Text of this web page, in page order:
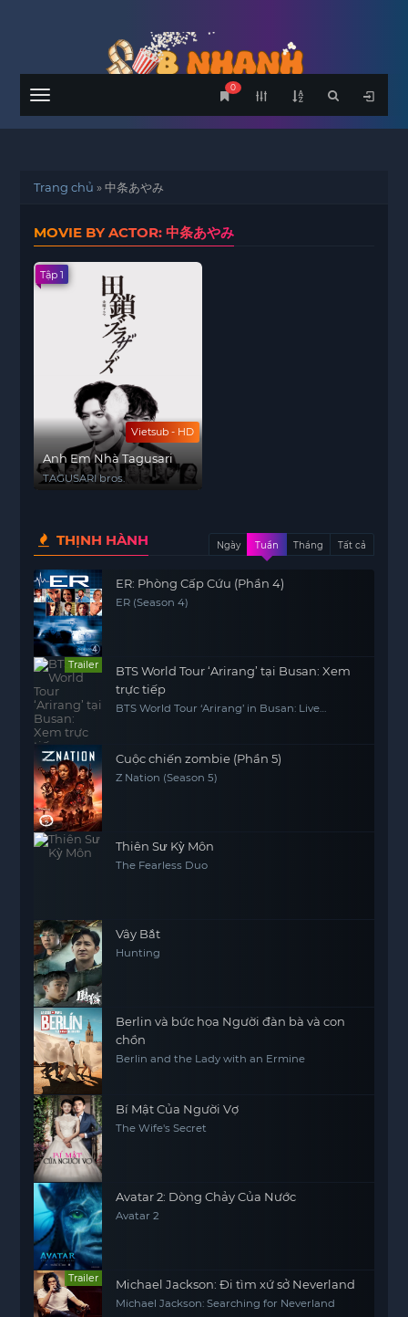
Menu
0
Trang chủ »中条あやみ
MOVIE BY ACTOR: 中条あやみ
Vietsub - HD
Tập 1
Anh Em Nhà Tagusari
TAGUSARI bros.
THỊNH HÀNH Ngày Tuần Tháng Tất cả
ER: Phòng Cấp Cứu (Phần 4)
ER (Season 4)
Trailer
BTS World Tour ‘Arirang’ tại Busan: Xem
trực tiếp
BTS World Tour ‘Arirang’ in Busan: Live
Cuộc chiến zombie (Phần 5)
Z Nation (Season 5)
Thiên Sư Kỳ Môn
The Fearless Duo
Vây Bắt
Hunting
Berlin và bức họa Người đàn bà và con
chồn
Berlin and the Lady with an Ermine
Bí Mật Của Người Vợ
The Wife's Secret
Avatar 2: Dòng Chảy Của Nước
Avatar 2
Trailer Michael Jackson: Đi tìm xứ sở Neverland
Michael Jackson: Searching for Neverland